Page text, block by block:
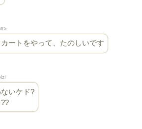
ートをやって、たのしいです
いケド?